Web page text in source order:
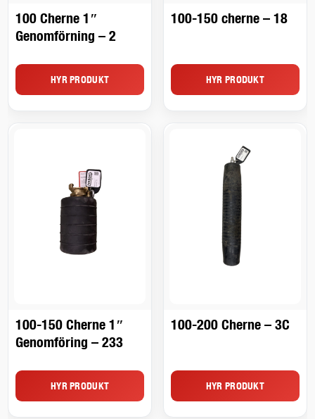
100 Cherne 1″
Genomförning – 2
HYR PRODUKT
100-150 cherne – 18
HYR PRODUKT
100-150 Cherne 1″
Genomföring – 233
HYR PRODUKT
100-200 Cherne – 3C
HYR PRODUKT